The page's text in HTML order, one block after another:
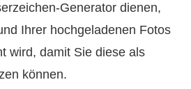
Generator dienen,
Ihrer hochgeladenen Fotos
wird, damit Sie diese als
können.